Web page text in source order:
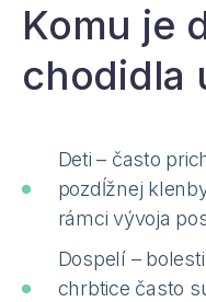
Komu je
chodidla
Deti – často
pozdĺžnej
rámci vývoja
Dospelí –
chrbtice často